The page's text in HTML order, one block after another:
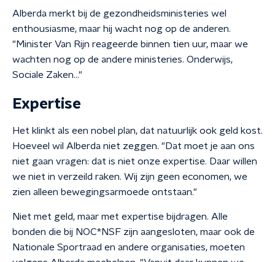
Alberda merkt bij de gezondheidsministeries wel
enthousiasme, maar hij wacht nog op de anderen.
"Minister Van Rijn reageerde binnen tien uur, maar we
wachten nog op de andere ministeries. Onderwijs,
Sociale Zaken…"
Expertise
Het klinkt als een nobel plan, dat natuurlijk ook geld kost.
Hoeveel wil Alberda niet zeggen. "Dat moet je aan ons
niet gaan vragen: dat is niet onze expertise. Daar willen
we niet in verzeild raken. Wij zijn geen economen, we
zien alleen bewegingsarmoede ontstaan."
Niet met geld, maar met expertise bijdragen. Alle
bonden die bij NOC*NSF zijn aangesloten, maar ook de
Nationale Sportraad en andere organisaties, moeten